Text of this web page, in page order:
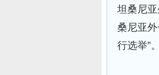
坦桑尼
桑尼亚
行选举”